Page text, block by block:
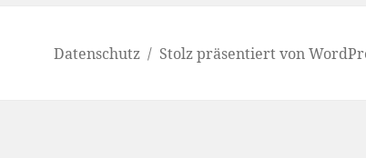
Datenschutz Stolz präsentiert von